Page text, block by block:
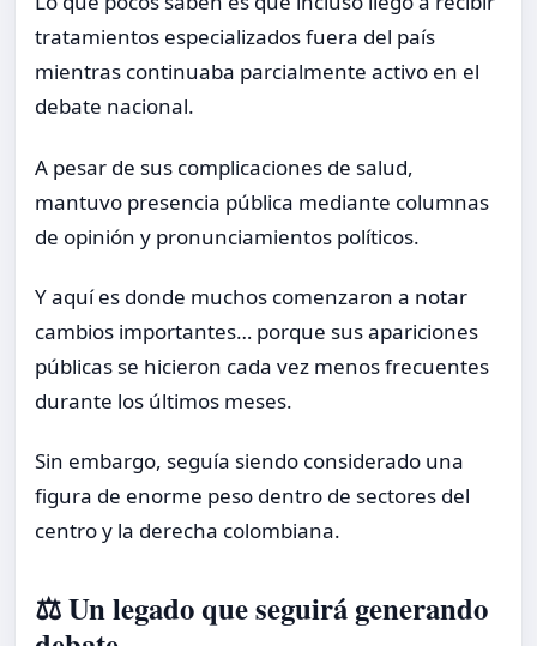
tratamientos especializados fuera del país
mientras continuaba parcialmente activo en el
debate nacional.
A pesar de sus complicaciones de salud,
mantuvo presencia pública mediante columnas
de opinión y pronunciamientos políticos.
Y aquí es donde muchos comenzaron a notar
cambios importantes… porque sus apariciones
públicas se hicieron cada vez menos frecuentes
durante los últimos meses.
Sin embargo, seguía siendo considerado una
figura de enorme peso dentro de sectores del
centro y la derecha colombiana.
⚖️ Un legado que seguirá generando